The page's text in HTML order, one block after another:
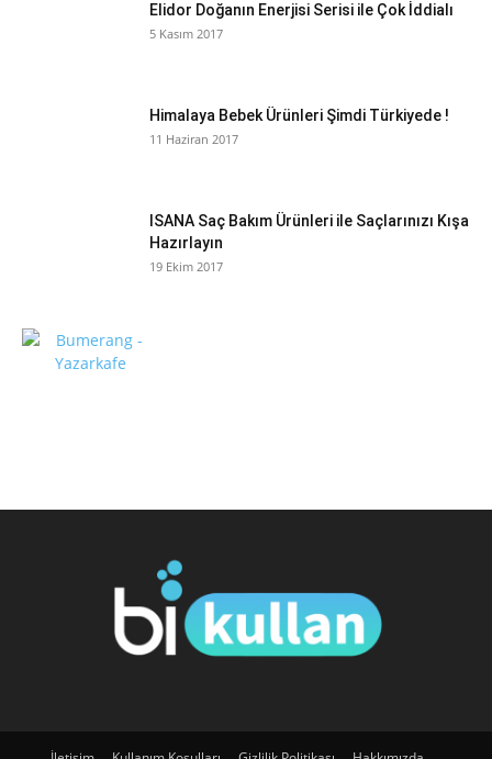
Elidor Doğanın Enerjisi Serisi ile Çok İddialı
5 Kasım 2017
Himalaya Bebek Ürünleri Şimdi Türkiyede !
11 Haziran 2017
ISANA Saç Bakım Ürünleri ile Saçlarınızı Kışa
Hazırlayın
19 Ekim 2017